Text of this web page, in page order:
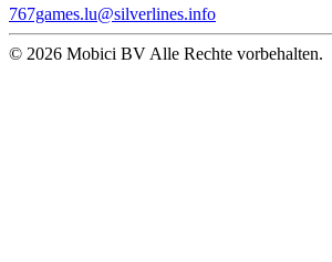
767games.lu@silverlines.info
© 2026 Mobici BV Alle Rechte vorbehalten.